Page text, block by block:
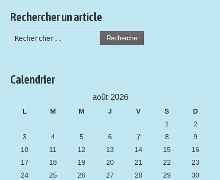
Rechercher un article
Recherche
Calendrier
août 2026
L M M J V S
D
1
2
3
4 5 6 7 8
9
10
11 12 13 14 15
16
17
18 19 20 21 22
23
24
25 26 27 28 29
30